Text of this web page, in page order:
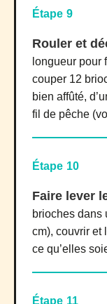
Étape 9
Rouler et
longueur pour
couper 12
bien affûté,
fil de pêche
Étape 10
Faire lever
brioches dans
cm), couvrir et
ce qu’elles
Étape 11